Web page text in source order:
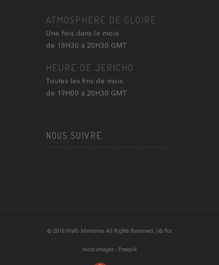
ATMOSPHÈRE DE GLOIRE
Une fois dans le mois
de 18H30 à 20H30 GMT
HEURE DE JÉRICHO
Toutes les fins de mois
de 19H00 à 20H30 GMT
NOUS SUIVRE
© 2016 Wafo Ministries All Rights Reserved. | © For
most images : Freepik